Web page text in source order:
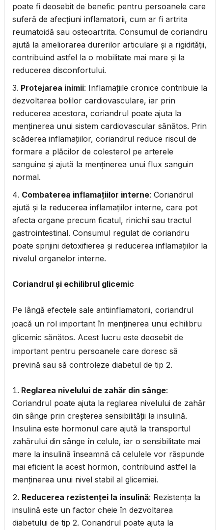
poate fi deosebit de benefic pentru persoanele care
suferă de afecțiuni inflamatorii, cum ar fi artrita
reumatoidă sau osteoartrita. Consumul de coriandru
ajută la ameliorarea durerilor articulare și a rigidității,
contribuind astfel la o mobilitate mai mare și la
reducerea disconfortului.
Protejarea inimii: Inflamațiile cronice contribuie la
dezvoltarea bolilor cardiovasculare, iar prin
reducerea acestora, coriandrul poate ajuta la
menținerea unui sistem cardiovascular sănătos. Prin
scăderea inflamațiilor, coriandrul reduce riscul de
formare a plăcilor de colesterol pe arterele
sanguine și ajută la menținerea unui flux sanguin
normal.
Combaterea inflamațiilor interne: Coriandrul
ajută și la reducerea inflamațiilor interne, care pot
afecta organe precum ficatul, rinichii sau tractul
gastrointestinal. Consumul regulat de coriandru
poate sprijini detoxifierea și reducerea inflamațiilor la
nivelul organelor interne.
Coriandrul și echilibrul glicemic
Pe lângă efectele sale antiinflamatorii, coriandrul
joacă un rol important în menținerea unui echilibru
glicemic sănătos. Acest lucru este deosebit de
important pentru persoanele care doresc să
prevină sau să controleze diabetul de tip 2.
Reglarea nivelului de zahăr din sânge:
Coriandrul poate ajuta la reglarea nivelului de zahăr
din sânge prin creșterea sensibilității la insulină.
Insulina este hormonul care ajută la transportul
zahărului din sânge în celule, iar o sensibilitate mai
mare la insulină înseamnă că celulele vor răspunde
mai eficient la acest hormon, contribuind astfel la
menținerea unui nivel stabil al glicemiei.
Reducerea rezistenței la insulină: Rezistența la
insulină este un factor cheie în dezvoltarea
diabetului de tip 2. Coriandrul poate ajuta la